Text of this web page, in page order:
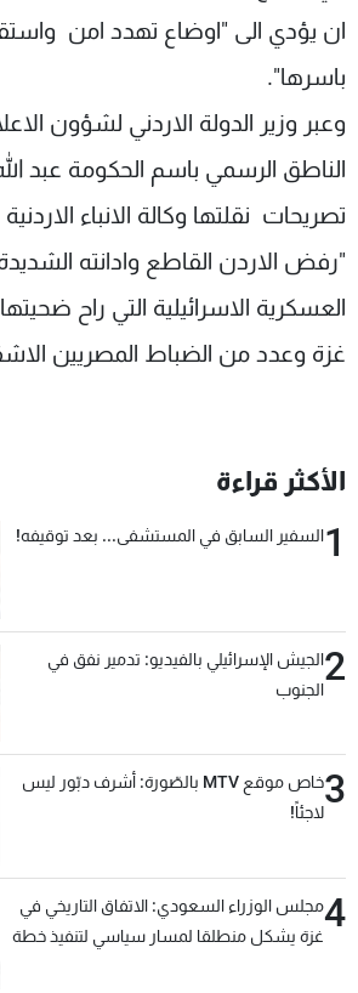
ان يؤدي الى "اوضاع تهدد امن
باسرها".
وعبر وزير الدولة الاردني لشؤون
الناطق الرسمي باسم الحكومة عبد
تصريحات نقلتها وكالة الانباء
"رفض الاردن القاطع وادانته
العسكرية الاسرائيلية التي راح
غزة وعدد من الضباط المصريين
الأكثر قراءة
1السفير السابق في المستشفى... بعد توقيفه!
2الجيش الإسرائيلي بالفيديو: تدمير نفق في
الجنوب
3
خاص موقع MTV بالصّورة: أشرف دبّور ليس
لاجئاً!
4مجلس الوزراء السعودي: الاتفاق التاريخي في
غزة يشكل منطلقا لمسار سياسي لتنفيذ خطة
الإنـتـاج
لاعلاناتكم
تواصل معنا